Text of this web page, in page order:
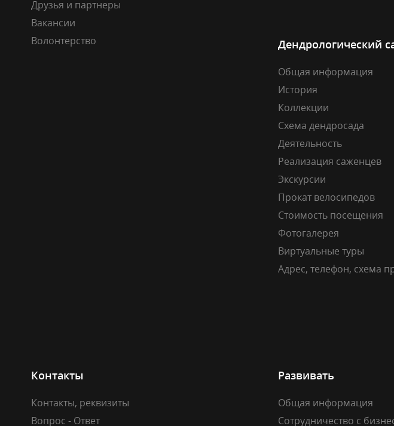
Друзья и партнеры
Вакансии
Волонтерство
Дендрологический
Общая информация
История
Коллекции
Схема дендросада
Деятельность
Реализация саженцев
Экскурсии
Прокат велосипедов
Стоимость посещения
Фотогалерея
Виртуальные туры
Адрес, телефон, схема
Контакты
Контакты, реквизиты
Вопрос - Ответ
Развивать
Общая информация
Сотрудничество с